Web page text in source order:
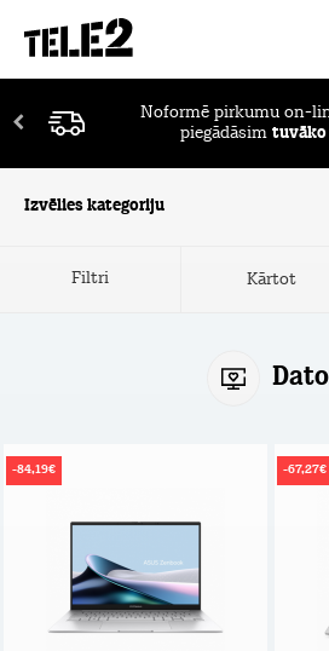
Pirmos 2 mēnešus ierīču
Izvēlies kategoriju
Filtri Kārtot
-84,19€ -67,27€